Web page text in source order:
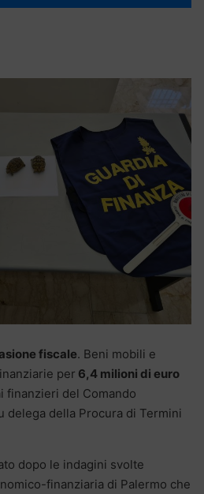
fiscale. Beni mobili e
per 6,4 milioni di euro
finanzieri del Comando
delega della Procura di Termini
dopo le indagini svolte
finanziaria di Palermo che